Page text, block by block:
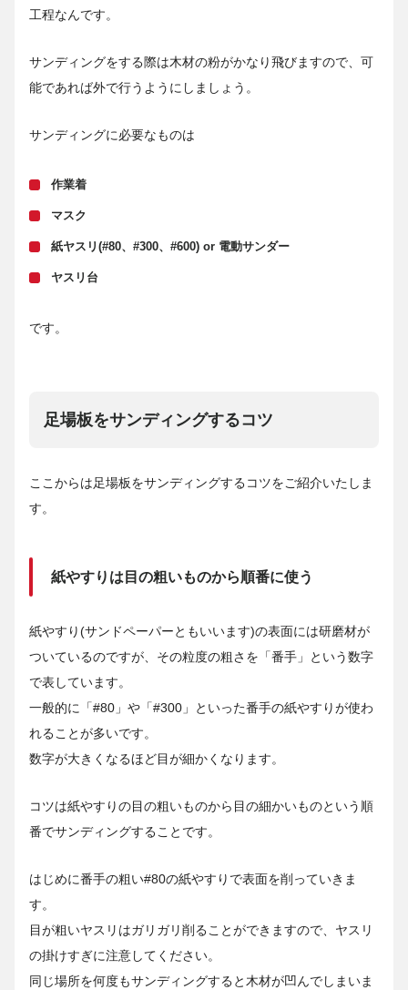
工程なんです。
サンディングをする際は木材の粉がかなり飛びますので、可
能であれば外で行うようにしましょう。
サンディングに必要なものは
作業着
マスク
紙ヤスリ(#80、#300、#600) or 電動サンダー
ヤスリ台
です。
足場板をサンディングするコツ
ここからは足場板をサンディングするコツをご紹介いたしま
す。
紙やすりは目の粗いものから順番に使う
紙やすり(サンドペーパーともいいます)の表面には研磨材が
ついているのですが、その粒度の粗さを「番手」という数字
で表しています。
一般的に「#80」や「#300」といった番手の紙やすりが使わ
れることが多いです。
数字が大きくなるほど目が細かくなります。
コツは紙やすりの目の粗いものから目の細かいものという順
番でサンディングすることです。
はじめに番手の粗い#80の紙やすりで表面を削っていきま
す。
目が粗いヤスリはガリガリ削ることができますので、ヤスリ
の掛けすぎに注意してください。
同じ場所を何度もサンディングすると木材が凹んでしまいま